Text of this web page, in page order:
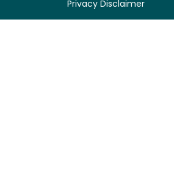
Privacy Disclaimer